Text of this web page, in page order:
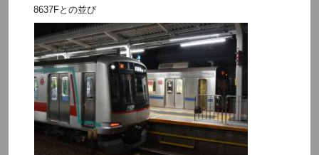
8637Fとの並び